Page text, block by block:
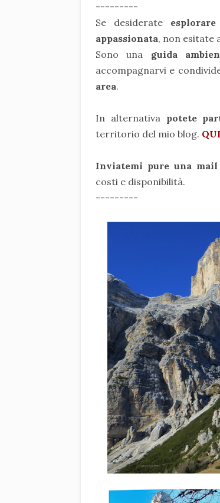
---------
Se desiderate
appassionata, non esitate
Sono una guida
accompagnarvi e
area.
In alternativa potete
territorio del mio blog. QUI
Inviatemi pure una mail
costi e disponibilità.
---------